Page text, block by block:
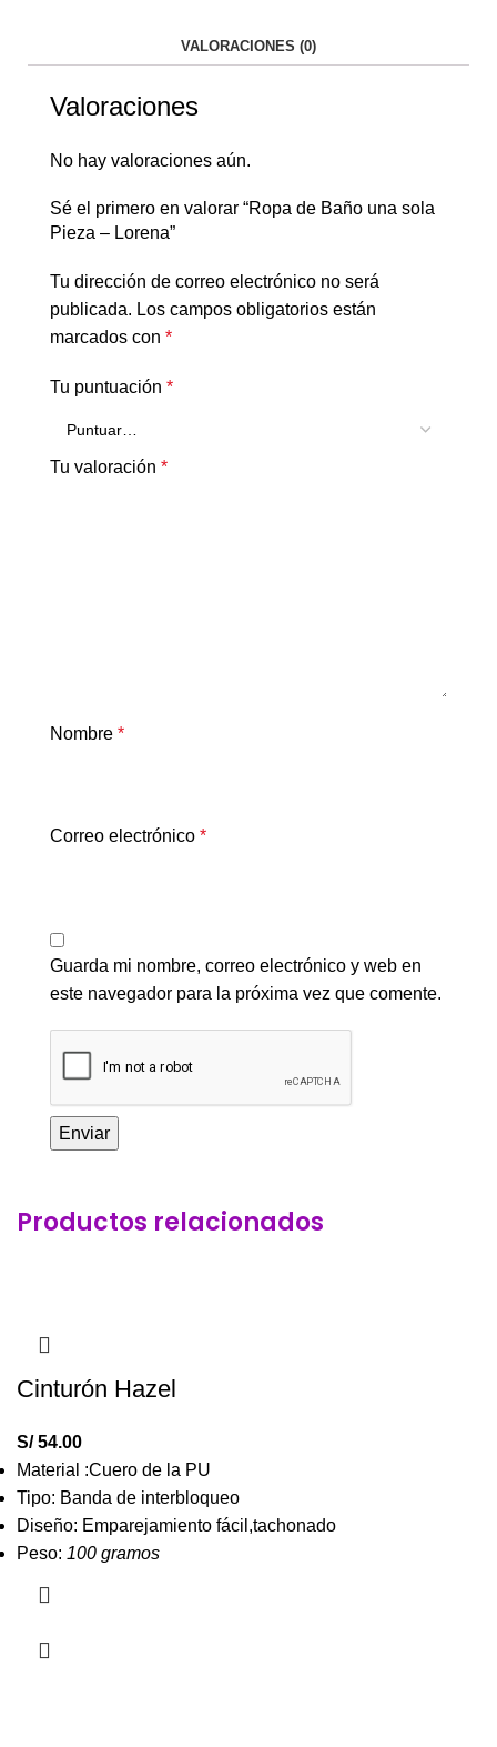
VALORACIONES (0)
Valoraciones
No hay valoraciones aún.
Sé el primero en valorar “Ropa de Baño una sola
Pieza – Lorena”
Tu dirección de correo electrónico no será
publicada. Los campos obligatorios están
marcados con *
Tu puntuación *
Tu valoración *
Nombre *
Correo electrónico *
Guarda mi nombre, correo electrónico y web en
este navegador para la próxima vez que comente.
Productos relacionados
Cinturón Hazel
S/54.00
Material :Cuero de la PU
Tipo: Banda de interbloqueo
Diseño: Emparejamiento fácil,tachonado
Peso: 100 gramos